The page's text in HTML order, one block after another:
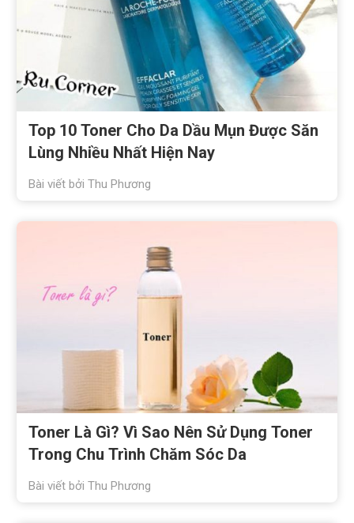
Top 10 Toner Cho Da Dầu Mụn Được Săn
Lùng Nhiều Nhất Hiện Nay
Bài viết bởiThu Phương
Toner Là Gì? Vì Sao Nên Sử Dụng Toner
Trong Chu Trình Chăm Sóc Da
Bài viết bởiThu Phương